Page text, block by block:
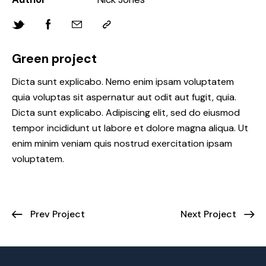
Green project
Dicta sunt explicabo. Nemo enim ipsam voluptatem
quia voluptas sit aspernatur aut odit aut fugit, quia.
Dicta sunt explicabo. Adipiscing elit, sed do eiusmod
tempor incididunt ut labore et dolore magna aliqua. Ut
enim minim veniam quis nostrud exercitation ipsam
voluptatem.
Prev Project Next Project